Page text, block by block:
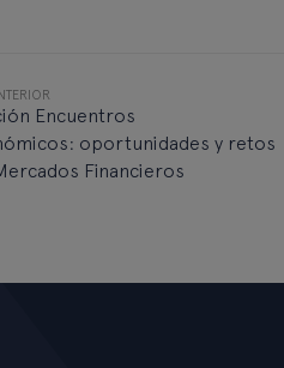
Encuentros
oportunidades y retos
Financieros